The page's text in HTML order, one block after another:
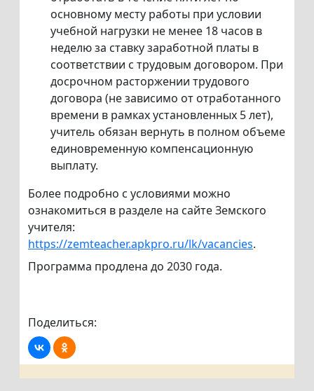
основному месту работы при условии
учебной нагрузки не менее 18 часов в
неделю за ставку заработной платы в
соответствии с трудовым договором. При
досрочном расторжении трудового
договора (не зависимо от отработанного
времени в рамках установленных 5 лет),
учитель обязан вернуть в полном объеме
единовременную компенсационную
выплату.
Более подробно с условиями можно
ознакомиться в разделе на сайте Земского
учителя:
https://zemteacher.apkpro.ru/lk/vacancies.
Программа продлена до 2030 года.
Поделиться: